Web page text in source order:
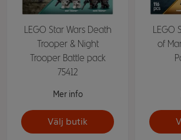
LEGO Star Wars Death
Trooper & Night
Trooper Battle pack
75412
Mer info
Välj butik
LEGO
of